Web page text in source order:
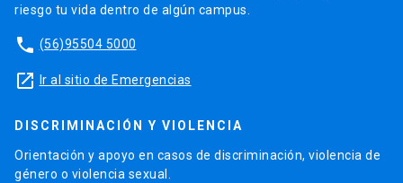
riesgo tu vida dentro de algún campus.
phone (56)95504 5000
launch Ir al sitio de Emergencias
DISCRIMINACIÓN Y VIOLENCIA
Orientación y apoyo en casos de discriminación, violencia de
género o violencia sexual.